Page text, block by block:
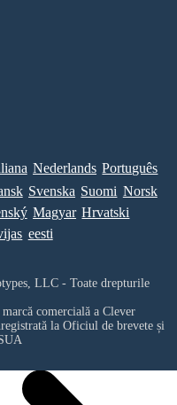
Nederlands Português
Svenska Suomi Norsk
Magyar Hrvatski
eesti
LLC - Toate drepturile
comercială a Clever
la Oficiul de brevete și